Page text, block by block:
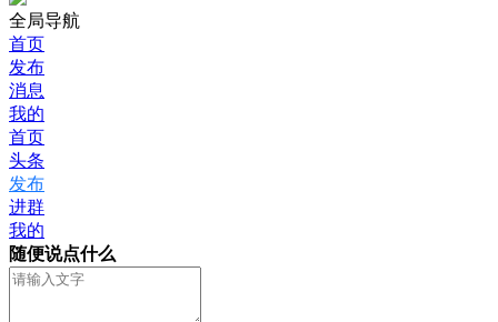
全局导航
首页
发布
消息
我的
首页
头条
发布
进群
我的
随便说点什么